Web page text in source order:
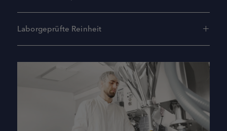
Laborgeprüfte Reinheit